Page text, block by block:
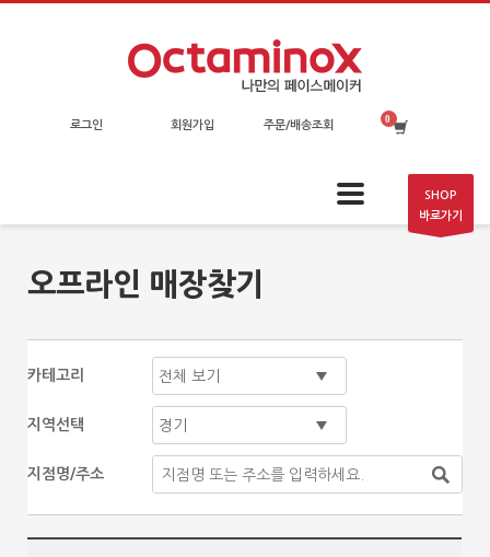
로그인 회원가입 주문/배송조회
SHOP
바로가기
오프라인 매장찾기
카테고리
지역선택
지점명/주소